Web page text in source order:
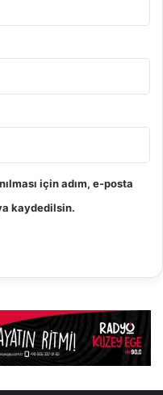
için adım, e-posta
kaydedilsin.